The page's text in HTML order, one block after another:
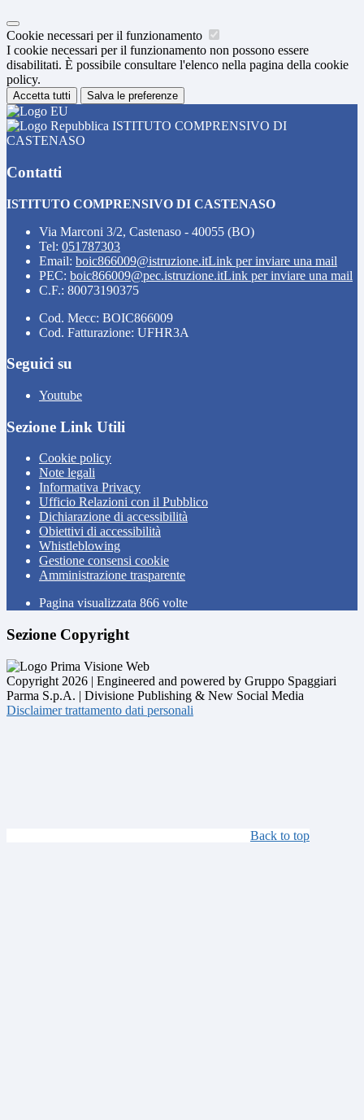
Cookie necessari per il funzionamento
I cookie necessari per il funzionamento non possono essere
disabilitati. È possibile consultare l'elenco nella pagina della cookie
policy.
Accetta tutti Salva le preferenze
ISTITUTO COMPRENSIVO DI
CASTENASO
Contatti
ISTITUTO COMPRENSIVO DI CASTENASO
Via Marconi 3/2, Castenaso - 40055 (BO)
Tel: 051787303
Email: boic866009@istruzione.itLink per inviare una mail
PEC: boic866009@pec.istruzione.itLink per inviare una mail
C.F.: 80073190375
Cod. Mecc: BOIC866009
Cod. Fatturazione: UFHR3A
Seguici su
Youtube
Sezione Link Utili
Cookie policy
Note legali
Informativa Privacy
Ufficio Relazioni con il Pubblico
Dichiarazione di accessibilità
Obiettivi di accessibilità
Whistleblowing
Gestione consensi cookie
Amministrazione trasparente
Pagina visualizzata 866 volte
Sezione Copyright
Copyright 2026 | Engineered and powered by Gruppo Spaggiari
Parma S.p.A. | Divisione Publishing & New Social Media
Disclaimer trattamento dati personali
Back to top